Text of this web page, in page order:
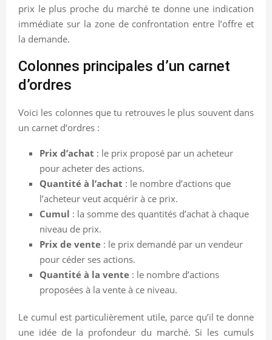
prix le plus proche du marché te donne une indication
immédiate sur la zone de confrontation entre l’offre et
la demande.
Colonnes principales d’un carnet
d’ordres
Voici les colonnes que tu retrouves le plus souvent dans
un carnet d’ordres :
Prix d’achat : le prix proposé par un acheteur
pour acheter des actions.
Quantité à l’achat : le nombre d’actions que
l’acheteur veut acquérir à ce prix.
Cumul : la somme des quantités d’achat à chaque
niveau de prix.
Prix de vente : le prix demandé par un vendeur
pour céder ses actions.
Quantité à la vente : le nombre d’actions
proposées à la vente à ce niveau.
Le cumul est particulièrement utile, parce qu’il te donne
une idée de la profondeur du marché. Si les cumuls